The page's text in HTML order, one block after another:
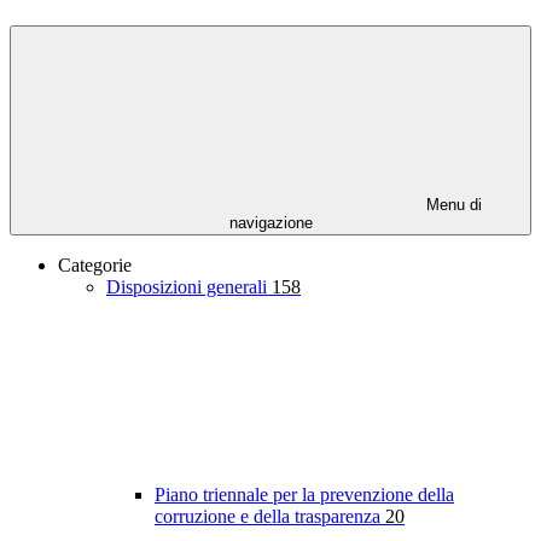
Menu di
navigazione
Categorie
Disposizioni generali 158
Piano triennale per la prevenzione della
corruzione e della trasparenza 20